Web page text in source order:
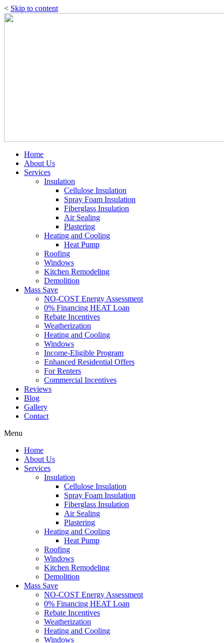
< Skip to content
Home
About Us
Services
Insulation
Cellulose Insulation
Spray Foam Insulation
Fiberglass Insulation
Air Sealing
Plastering
Heating and Cooling
Heat Pump
Roofing
Windows
Kitchen Remodeling
Demolition
Mass Save
NO-COST Energy Assessment
0% Financing HEAT Loan
Rebate Incentives
Weatherization
Heating and Cooling
Windows
Income-Eligible Program
Enhanced Residential Offers
For Renters
Commercial Incentives
Reviews
Blog
Gallery
Contact
Menu
Home
About Us
Services
Insulation
Cellulose Insulation
Spray Foam Insulation
Fiberglass Insulation
Air Sealing
Plastering
Heating and Cooling
Heat Pump
Roofing
Windows
Kitchen Remodeling
Demolition
Mass Save
NO-COST Energy Assessment
0% Financing HEAT Loan
Rebate Incentives
Weatherization
Heating and Cooling
Windows